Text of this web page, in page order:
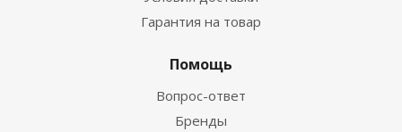
Гарантия на товар
Помощь
Вопрос-ответ
Бренды